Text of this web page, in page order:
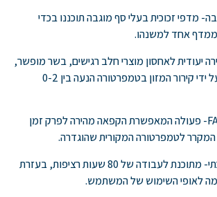
מדפי זכוכית בעלי סף מוגבה תוכננו בכדי
ממדף אחד למשנהו.
מגירה יעודית לאחסון מוצרי חלב רגישים, בשר מופשר,
דגים נאים ודומיהם על ידי קירור המזון בטמפרטורה הנעה בין 0-2
תכונת FAST FREEZE- פעולה המאפשרת הקפאה מהירה לפרק זמן
המקרר לטמפרטורה המקורית שהוגדרה.
מנגנון שבת וחג הלכתי- מתוכנת לעבודה של 80 שעות רציפות, בעזרת
לאופי השימוש של המשתמש.